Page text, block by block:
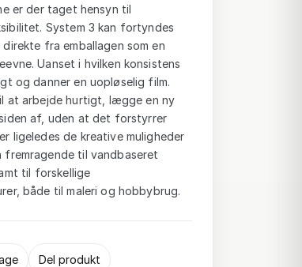
er der taget hensyn til
System 3 kan fortyndes
fra emballagen som en
Uanset i hvilken konsistens
og danner en uopløselig film.
at arbejde hurtigt, lægge en ny
af, uden at det forstyrrer
ligeledes de kreative muligheder
til vandbaseret
til forskellige
både til maleri og hobbybrug.
Del produkt